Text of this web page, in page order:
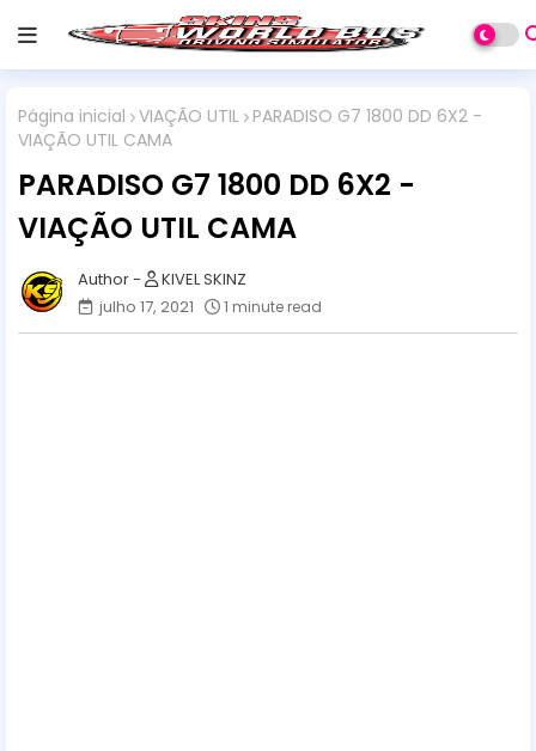
Página inicial VIAÇÃO UTIL PARADISO G7 1800 DD 6X2 -
VIAÇÃO UTIL CAMA
PARADISO G7 1800 DD 6X2 -
VIAÇÃO UTIL CAMA
KIVEL SKINZ
julho 17, 2021
1 minute read